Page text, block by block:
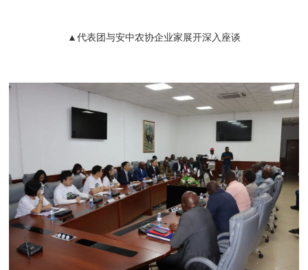
▲代表团与安中农协企业家展开深入座谈